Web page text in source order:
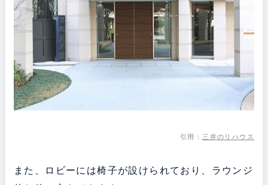
引用： 三井のリハウス
また、ロビーには椅子が設けられており、ラウンジ